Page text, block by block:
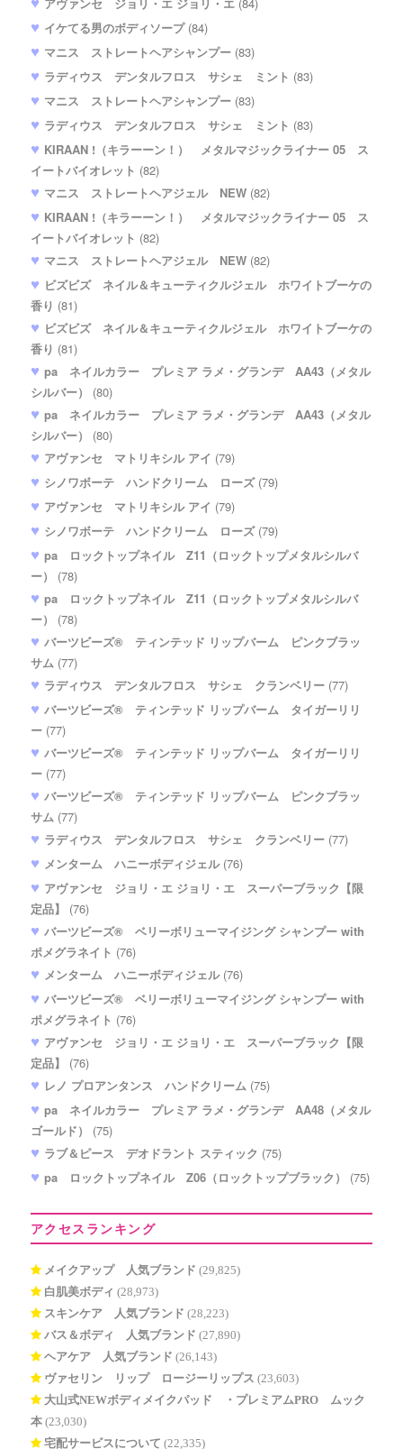
アヴァンセ ジョリ・エ ジョリ・エ (84)
イケてる男のボディソープ(84)
マニス ストレートヘアシャンプー (83)
ラディウス デンタルフロス サシェ ミント (83)
マニス ストレートヘアシャンプー (83)
ラディウス デンタルフロス サシェ ミント (83)
KIRAAN !（キラーーン！） メタルマジックライナー 05 ス
イートバイオレット (82)
マニス ストレートヘアジェル NEW (82)
KIRAAN !（キラーーン！） メタルマジックライナー 05 ス
イートバイオレット (82)
マニス ストレートヘアジェル NEW (82)
ビズビズ ネイル＆キューティクルジェル ホワイトブーケの
香り (81)
ビズビズ ネイル＆キューティクルジェル ホワイトブーケの
香り (81)
pa ネイルカラー プレミア ラメ・グランデ AA43（メタル
シルバー）
(80)
pa ネイルカラー プレミア ラメ・グランデ AA43（メタル
シルバー）
(80)
アヴァンセ マトリキシル アイ (79)
シノワボーテ ハンドクリーム ローズ(79)
アヴァンセ マトリキシル アイ (79)
シノワボーテ ハンドクリーム ローズ(79)
pa ロックトップネイル Z11（ロックトップメタルシルバ
ー）
(78)
pa ロックトップネイル Z11（ロックトップメタルシルバ
ー）
(78)
バーツビーズ® ティンテッド リップバーム ピンクブラッ
サム (77)
ラディウス デンタルフロス サシェ クランベリー (77)
バーツビーズ® ティンテッド リップバーム タイガーリリ
ー (77)
バーツビーズ® ティンテッド リップバーム タイガーリリ
ー (77)
バーツビーズ® ティンテッド リップバーム ピンクブラッ
サム (77)
ラディウス デンタルフロス サシェ クランベリー (77)
メンターム ハニーボディジェル(76)
アヴァンセ ジョリ・エ ジョリ・エ スーパーブラック【限
定品】
(76)
バーツビーズ® ベリーボリューマイジング シャンプー with
ポメグラネイト (76)
メンターム ハニーボディジェル(76)
バーツビーズ® ベリーボリューマイジング シャンプー with
ポメグラネイト (76)
アヴァンセ ジョリ・エ ジョリ・エ スーパーブラック【限
定品】
(76)
レノ プロアンタンス ハンドクリーム (75)
pa ネイルカラー プレミア ラメ・グランデ AA48（メタル
ゴールド）
(75)
ラブ＆ピース デオドラント スティック (75)
pa ロックトップネイル Z06（ロックトップブラック）
(75)
アクセスランキング
メイクアップ 人気ブランド (29,825)
白肌美ボディ (28,973)
スキンケア 人気ブランド (28,223)
バス＆ボディ 人気ブランド (27,890)
ヘアケア 人気ブランド (26,143)
ヴァセリン リップ ロージーリップス (23,603)
大山式NEWボディメイクパッド®・プレミアムPRO ムック
本 (23,030)
宅配サービスについて (22,335)